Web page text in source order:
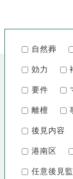
自然葬
効力
要件
離檀
後見内容
港南区
任意後見監